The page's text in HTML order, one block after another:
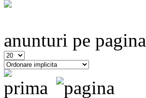
anunturi pe pagina